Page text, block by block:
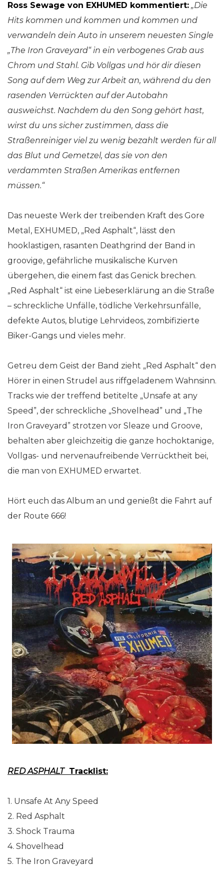
Ross Sewage von EXHUMED kommentiert: „Die
Hits kommen und kommen und kommen und
verwandeln dein Auto in unserem neuesten Single
„The Iron Graveyard“ in ein verbogenes Grab aus
Chrom und Stahl. Gib Vollgas und hör dir diesen
Song auf dem Weg zur Arbeit an, während du den
rasenden Verrückten auf der Autobahn
ausweichst. Nachdem du den Song gehört hast,
wirst du uns sicher zustimmen, dass die
Straßenreiniger viel zu wenig bezahlt werden für all
das Blut und Gemetzel, das sie von den
verdammten Straßen Amerikas entfernen
müssen.“
Das neueste Werk der treibenden Kraft des Gore
Metal, EXHUMED, „Red Asphalt“, lässt den
hooklastigen, rasanten Deathgrind der Band in
groovige, gefährliche musikalische Kurven
übergehen, die einem fast das Genick brechen.
„Red Asphalt“ ist eine Liebeserklärung an die Straße
– schreckliche Unfälle, tödliche Verkehrsunfälle,
defekte Autos, blutige Lehrvideos, zombifizierte
Biker-Gangs und vieles mehr.
Getreu dem Geist der Band zieht „Red Asphalt“ den
Hörer in einen Strudel aus riffgeladenem Wahnsinn.
Tracks wie der treffend betitelte „Unsafe at any
Speed”, der schreckliche „Shovelhead” und „The
Iron Graveyard” strotzen vor Sleaze und Groove,
behalten aber gleichzeitig die ganze hochoktanige,
Vollgas- und nervenaufreibende Verrücktheit bei,
die man von EXHUMED erwartet.
Hört euch das Album an und genießt die Fahrt auf
der Route 666!
RED ASPHALTTracklist:
1. Unsafe At Any Speed
2. Red Asphalt
3. Shock Trauma
4. Shovelhead
5. The Iron Graveyard